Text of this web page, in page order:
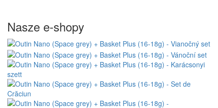
Nasze e-shopy